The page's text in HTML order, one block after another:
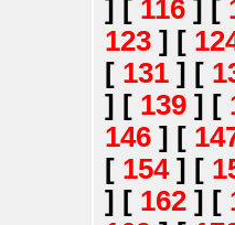
] [ 116 ] [
123 ] [
[ 131 ] [
] [ 139 ] [
146 ] [
[ 154] [
] [ 162 ] [